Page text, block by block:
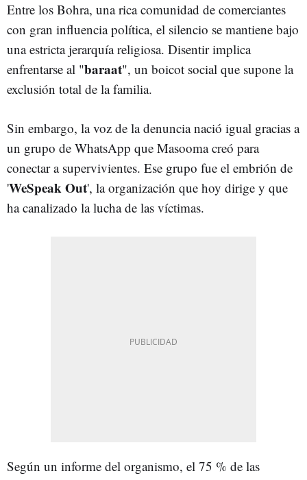
Entre los Bohra, una rica comunidad de comerciantes
con gran influencia política, el silencio se mantiene bajo
una estricta jerarquía religiosa. Disentir implica
enfrentarse al "baraat", un boicot social que supone la
exclusión total de la familia.
Sin embargo, la voz de la denuncia nació igual gracias a
un grupo de WhatsApp que Masooma creó para
conectar a supervivientes. Ese grupo fue el embrión de
'WeSpeak Out', la organización que hoy dirige y que
ha canalizado la lucha de las víctimas.
Según un informe del organismo, el 75 % de las